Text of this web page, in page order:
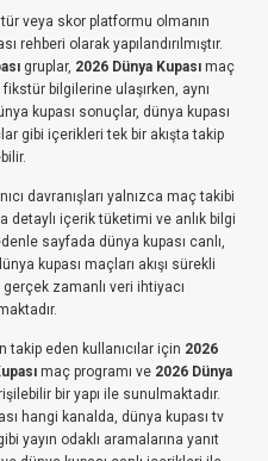
veya skor platformu olmanın
rehberi olarak yapılandırılmıştır.
gruplar, 2026 Dünya Kupasımaç
fikstür bilgilerine ulaşırken, aynı
kupası sonuçlar, dünya kupası
gibi içerikleri tek bir akışta takip
davranışları yalnızca maç takibi
detaylı içerik tüketimi ve anlık bilgi
sayfada dünya kupası canlı,
kupası maçları akışı sürekli
zamanlı veri ihtiyacı
takip eden kullanıcılar için 2026
maç programı ve 2026 Dünya
bir yapı ile sunulmaktadır.
hangi kanalda, dünya kupası tv
yayın odaklı aramalarına yanıt